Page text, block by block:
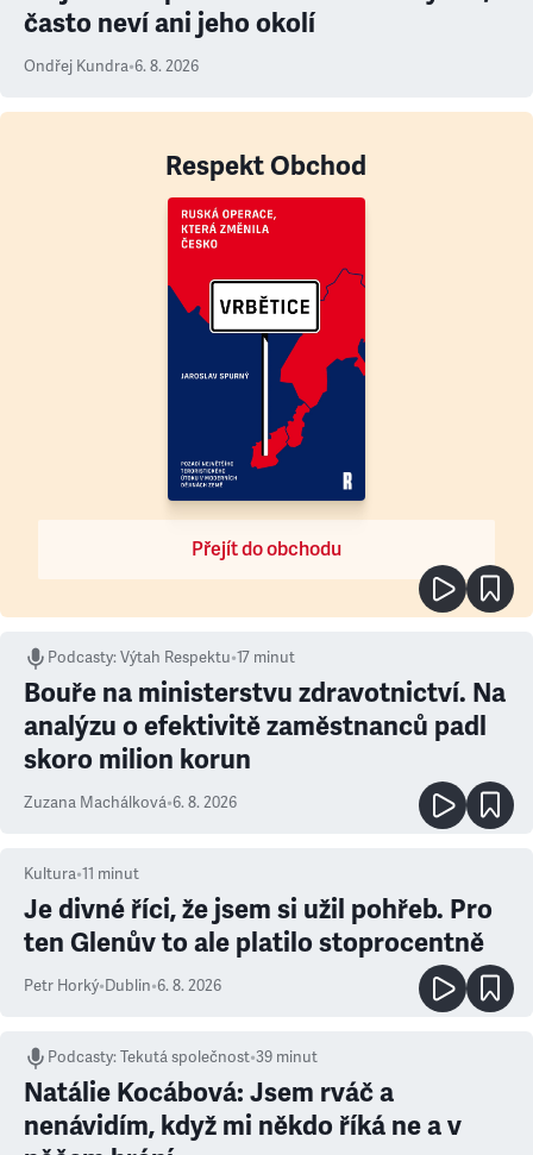
často neví ani jeho okolí
Ondřej Kundra•6. 8. 2026
Respekt Obchod
Přejít do obchodu
Podcasty:Výtah Respektu•17 minut
Bouře na ministerstvu zdravotnictví. Na
analýzu o efektivitě zaměstnanců padl
skoro milion korun
Zuzana Machálková•6. 8. 2026
Kultura•11 minut
Je divné říci, že jsem si užil pohřeb. Pro
ten Glenův to ale platilo stoprocentně
Petr Horký•Dublin•6. 8. 2026
Podcasty:Tekutá společnost•39 minut
Natálie Kocábová: Jsem rváč a
nenávidím, když mi někdo říká ne a v